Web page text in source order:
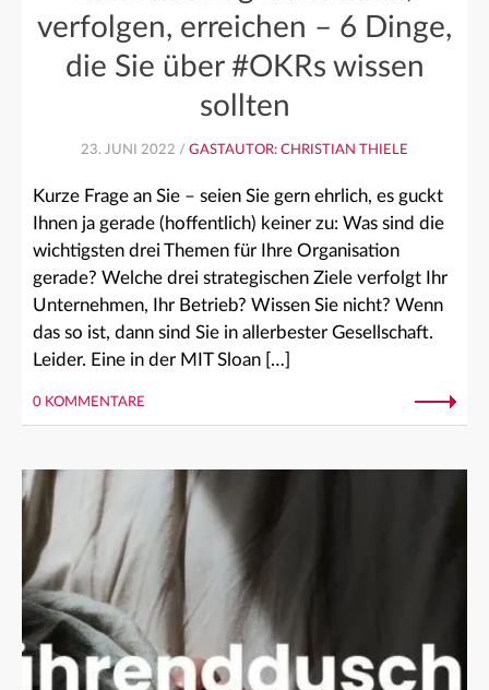
verfolgen, erreichen – 6 Dinge,
die Sie über #OKRs wissen
sollten
23. JUNI 2022 / GASTAUTOR: CHRISTIAN THIELE
Kurze Frage an Sie – seien Sie gern ehrlich, es guckt
Ihnen ja gerade (hoffentlich) keiner zu: Was sind die
wichtigsten drei Themen für Ihre Organisation
gerade? Welche drei strategischen Ziele verfolgt Ihr
Unternehmen, Ihr Betrieb? Wissen Sie nicht? Wenn
das so ist, dann sind Sie in allerbester Gesellschaft.
Leider. Eine in der MIT Sloan […]
0 KOMMENTARE